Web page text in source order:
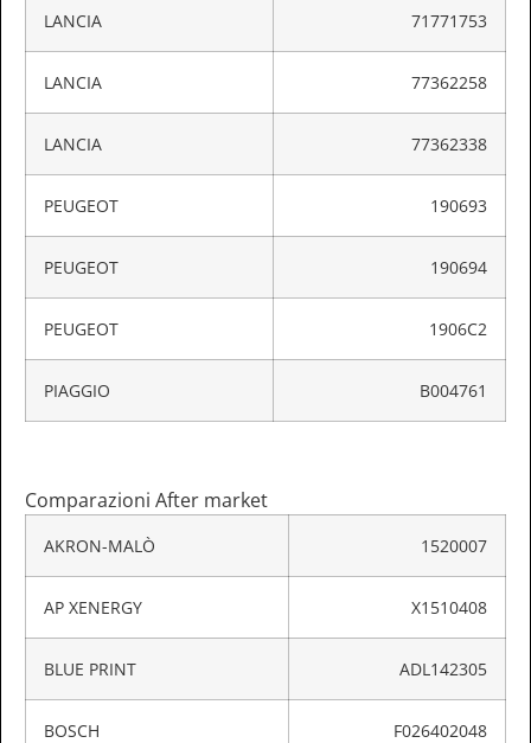
LANCIA 71771753
LANCIA 77362258
LANCIA 77362338
PEUGEOT 190693
PEUGEOT 190694
PEUGEOT 1906C2
PIAGGIO B004761
Comparazioni After market
AKRON-MALÒ 1520007
AP XENERGY X1510408
BLUE PRINT ADL142305
BOSCH F026402048